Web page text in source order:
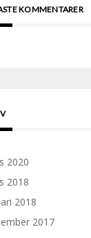
KOMMENTARER
2020
2018
2018
2017